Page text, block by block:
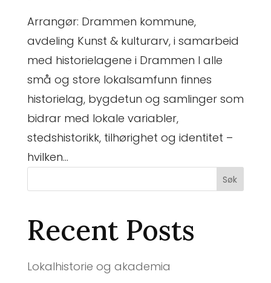
Arrangør: Drammen kommune,
avdeling Kunst & kulturarv, i samarbeid
med historielagene i Drammen I alle
små og store lokalsamfunn finnes
historielag, bygdetun og samlinger som
bidrar med lokale variabler,
stedshistorikk, tilhørighet og identitet –
hvilken...
Søk
Recent Posts
Lokalhistorie og akademia